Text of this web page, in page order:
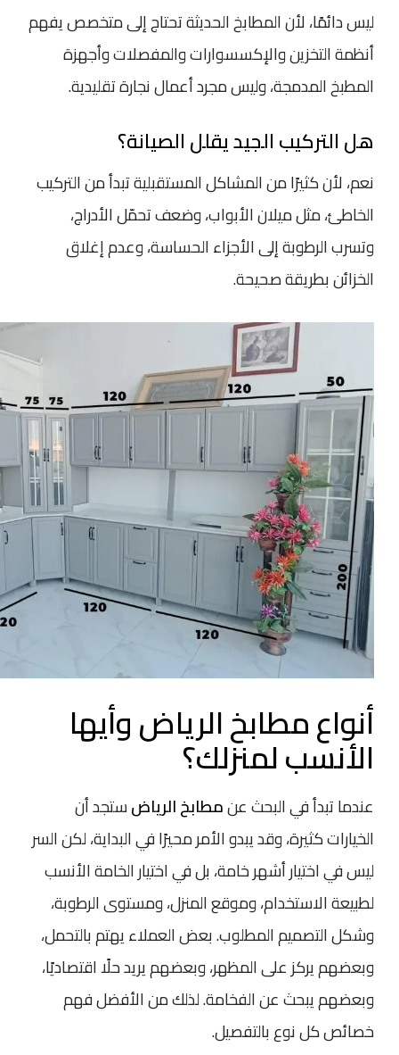
ليس دائمًا، لأن المطابخ الحديثة تحتاج إلى متخصص يفهم
أنظمة التخزين والإكسسوارات والمفصلات وأجهزة
المطبخ المدمجة، وليس مجرد أعمال نجارة تقليدية.
هل التركيب الجيد يقلل الصيانة؟
نعم، لأن كثيرًا من المشاكل المستقبلية تبدأ من التركيب
الخاطئ، مثل ميلان الأبواب، وضعف تحمّل الأدراج،
وتسرب الرطوبة إلى الأجزاء الحساسة، وعدم إغلاق
الخزائن بطريقة صحيحة.
أنواع مطابخ الرياض وأيها
الأنسب لمنزلك؟
عندما تبدأ في البحث عنمطابخ الرياضستجد أن
الخيارات كثيرة، وقد يبدو الأمر محيرًا في البداية، لكن السر
ليس في اختيار أشهر خامة، بل في اختيار الخامة الأنسب
لطبيعة الاستخدام، وموقع المنزل، ومستوى الرطوبة،
وشكل التصميم المطلوب. بعض العملاء يهتم بالتحمل،
وبعضهم يركز على المظهر، وبعضهم يريد حلًا اقتصاديًا،
وبعضهم يبحث عن الفخامة. لذلك من الأفضل فهم
خصائص كل نوع بالتفصيل.